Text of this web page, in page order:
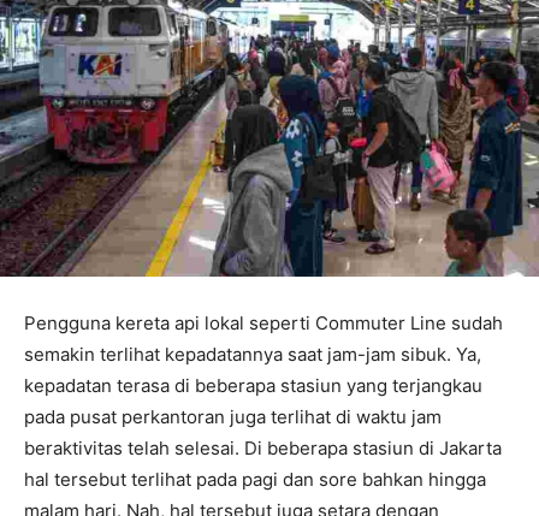
Pengguna kereta api lokal seperti Commuter Line sudah
semakin terlihat kepadatannya saat jam-jam sibuk. Ya,
kepadatan terasa di beberapa stasiun yang terjangkau
pada pusat perkantoran juga terlihat di waktu jam
beraktivitas telah selesai. Di beberapa stasiun di Jakarta
hal tersebut terlihat pada pagi dan sore bahkan hingga
malam hari. Nah, hal tersebut juga setara dengan